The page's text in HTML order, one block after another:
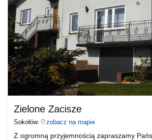
Zielone Zacisze
Sokołów zobacz na mapie
Z ogromną przyjemnością zapraszamy